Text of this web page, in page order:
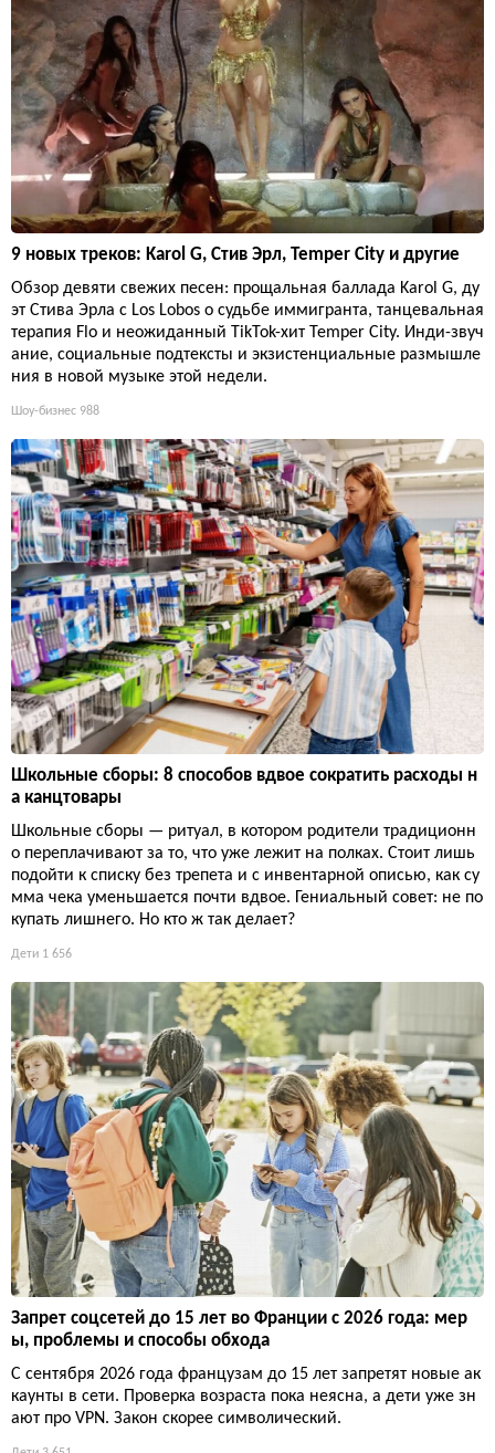
9 новых треков: Karol G, Стив Эрл, Temper City и другие
Обзор девяти свежих песен: прощальная баллада Karol G, ду
эт Стива Эрла с Los Lobos о судьбе иммигранта, танцевальная
терапия Flo и неожиданный TikTok-хит Temper City. Инди-звуч
ание, социальные подтексты и экзистенциальные размышле
ния в новой музыке этой недели.
Шоу-бизнес 988
Школьные сборы: 8 способов вдвое сократить расходы н
а канцтовары
Школьные сборы — ритуал, в котором родители традиционн
о переплачивают за то, что уже лежит на полках. Стоит лишь
подойти к списку без трепета и с инвентарной описью, как су
мма чека уменьшается почти вдвое. Гениальный совет: не по
купать лишнего. Но кто ж так делает?
Дети 1 656
Запрет соцсетей до 15 лет во Франции с 2026 года: мер
ы, проблемы и способы обхода
С сентября 2026 года французам до 15 лет запретят новые ак
каунты в сети. Проверка возраста пока неясна, а дети уже зн
ают про VPN. Закон скорее символический.